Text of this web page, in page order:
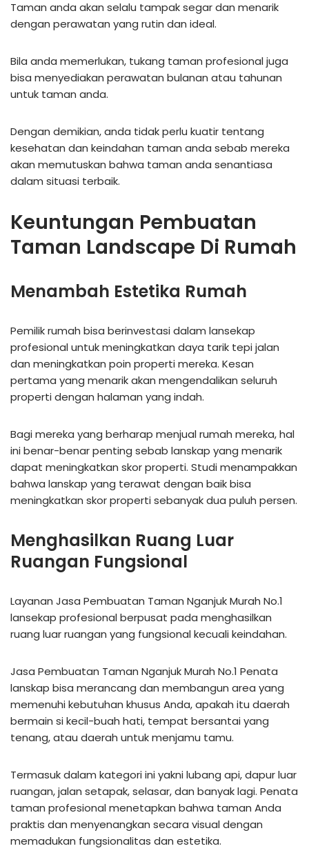
Taman anda akan selalu tampak segar dan menarik
dengan perawatan yang rutin dan ideal.
Bila anda memerlukan, tukang taman profesional juga
bisa menyediakan perawatan bulanan atau tahunan
untuk taman anda.
Dengan demikian, anda tidak perlu kuatir tentang
kesehatan dan keindahan taman anda sebab mereka
akan memutuskan bahwa taman anda senantiasa
dalam situasi terbaik.
Keuntungan Pembuatan
Taman Landscape Di Rumah
Menambah Estetika Rumah
Pemilik rumah bisa berinvestasi dalam lansekap
profesional untuk meningkatkan daya tarik tepi jalan
dan meningkatkan poin properti mereka. Kesan
pertama yang menarik akan mengendalikan seluruh
properti dengan halaman yang indah.
Bagi mereka yang berharap menjual rumah mereka, hal
ini benar-benar penting sebab lanskap yang menarik
dapat meningkatkan skor properti. Studi menampakkan
bahwa lanskap yang terawat dengan baik bisa
meningkatkan skor properti sebanyak dua puluh persen.
Menghasilkan Ruang Luar
Ruangan Fungsional
Layanan Jasa Pembuatan Taman Nganjuk Murah No.1
lansekap profesional berpusat pada menghasilkan
ruang luar ruangan yang fungsional kecuali keindahan.
Jasa Pembuatan Taman Nganjuk Murah No.1 Penata
lanskap bisa merancang dan membangun area yang
memenuhi kebutuhan khusus Anda, apakah itu daerah
bermain si kecil-buah hati, tempat bersantai yang
tenang, atau daerah untuk menjamu tamu.
Termasuk dalam kategori ini yakni lubang api, dapur luar
ruangan, jalan setapak, selasar, dan banyak lagi. Penata
taman profesional menetapkan bahwa taman Anda
praktis dan menyenangkan secara visual dengan
memadukan fungsionalitas dan estetika.